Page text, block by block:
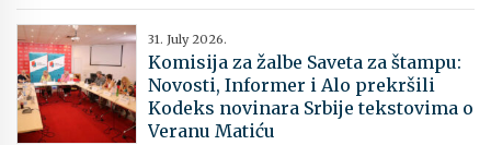
31. July 2026.
Komisija za žalbe Saveta za štampu:
Novosti, Informer i Alo prekršili
Kodeks novinara Srbije tekstovima o
Veranu Matiću